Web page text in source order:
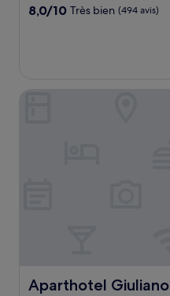
8.0
8,0/10 Très bien (494 avis)
Aparthotel Giuliano
Aparthotel Giuliano